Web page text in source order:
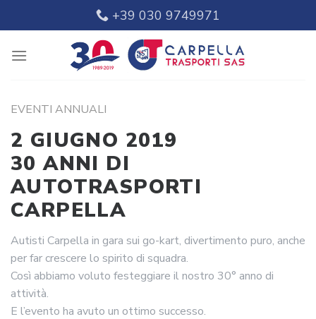
+39 030 9749971
EVENTI ANNUALI
2 GIUGNO 2019
30 ANNI DI
AUTOTRASPORTI
CARPELLA
Autisti Carpella in gara sui go-kart, divertimento puro, anche
per far crescere lo spirito di squadra.
Così abbiamo voluto festeggiare il nostro 30° anno di
attività.
E l’evento ha avuto un ottimo successo.